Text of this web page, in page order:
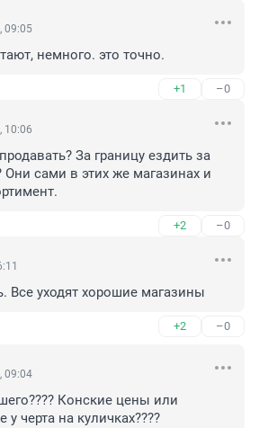
09:05
немного. это точно.
+1 –0
10:06
За границу ездить за
Они сами в этих же магазинах и
+2 –0
Все уходят хорошие магазины
+2 –0
09:04
Конские цены или
черта на куличках????